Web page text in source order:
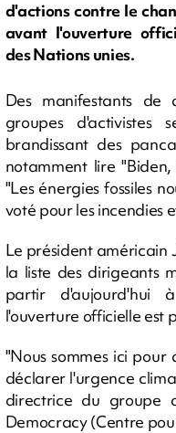
d'actions contre le
avant l'ouverture
des Nations unies.
Des manifestants de
groupes
brandissant des
notamment lire
"Les énergies fossiles
voté pour les incendies
Le président américain
la liste des dirigeants
partir d'aujourd'hui
l'ouverture officielle est
"Nous sommes ici
déclarer l'urgence
directrice du groupe
Democracy (Centre